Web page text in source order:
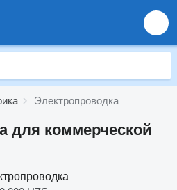
Электропроводка
для коммерческой